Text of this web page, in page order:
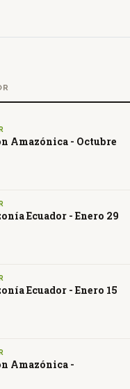
Amazónica - Octubre
Ecuador - Enero 29
Ecuador - Enero 15
Amazónica -